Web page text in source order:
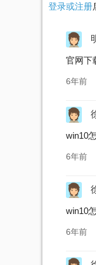
登录或注册
官网下
6年前
win10
6年前
win10
6年前